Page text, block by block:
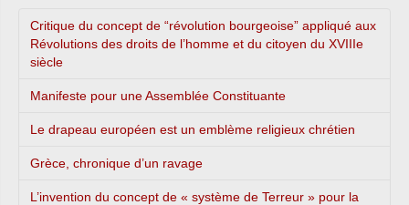
Critique du concept de “révolution bourgeoise” appliqué aux
Révolutions des droits de l’homme et du citoyen du XVIIIe
siècle
Manifeste pour une Assemblée Constituante
Le drapeau européen est un emblème religieux chrétien
Grèce, chronique d’un ravage
L’invention du concept de « système de Terreur » pour la